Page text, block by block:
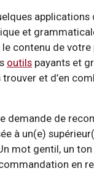
et
le contenu de
outils payants et
et d’en
demande de
à un(e)
mot gentil, un
en